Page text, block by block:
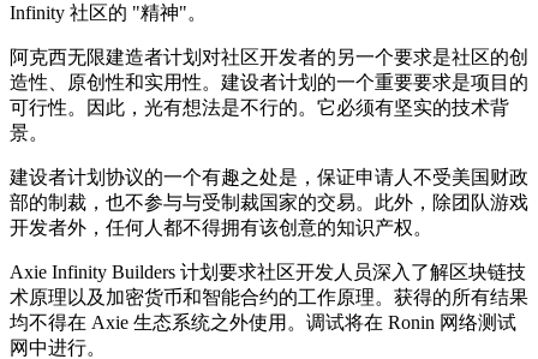
Infinity 社区的 "精神"。
阿克西无限建造者计划对社区开发者的另一个要求是社区的创
造性、原创性和实用性。建设者计划的一个重要要求是项目的
可行性。因此，光有想法是不行的。它必须有坚实的技术背
景。
建设者计划协议的一个有趣之处是，保证申请人不受美国财政
部的制裁，也不参与与受制裁国家的交易。此外，除团队游戏
开发者外，任何人都不得拥有该创意的知识产权。
Axie Infinity Builders 计划要求社区开发人员深入了解区块链技
术原理以及加密货币和智能合约的工作原理。获得的所有结果
均不得在 Axie 生态系统之外使用。调试将在 Ronin 网络测试
网中进行。